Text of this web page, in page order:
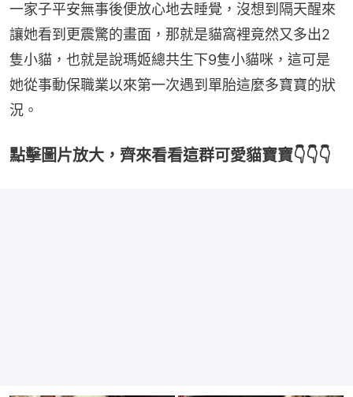
一家子平安無事後便放心地去睡覺，沒想到隔天醒來
讓她看到更震驚的畫面，那就是貓窩裡竟然又多出2
隻小貓，也就是說瑪姬總共生下9隻小貓咪，這可是
她從事動保職業以來第一次遇到單胎這麼多寶寶的狀
況。
點擊圖片放大，齊來看看這群可愛貓寶寶👇👇👇